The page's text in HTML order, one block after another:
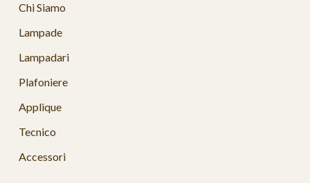
Chi Siamo
Lampade
Lampadari
Plafoniere
Applique
Tecnico
Accessori